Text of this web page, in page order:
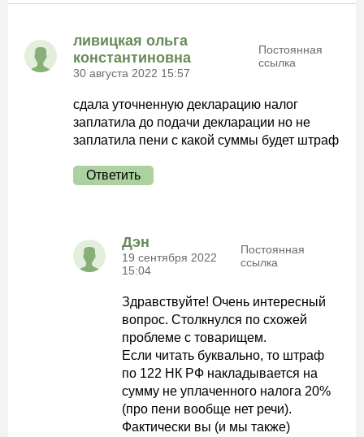
ливицкая ольга
константиновна
30 августа 2022 15:57
Постоянная
ссылка
сдала уточненную декларацию налог
заплатила до подачи декларации но не
заплатила пени с какой суммы будет штраф
Ответить
Дэн
19 сентября 2022
15:04
Постоянная
ссылка
Здравствуйте! Очень интересный
вопрос. Столкнулся по схожей
проблеме с товарищем.
Если читать буквально, то штраф
по 122 НК РФ накладывается на
сумму не уплаченного налога 20%
(про пени вообще нет речи).
Фактически вы (и мы также)